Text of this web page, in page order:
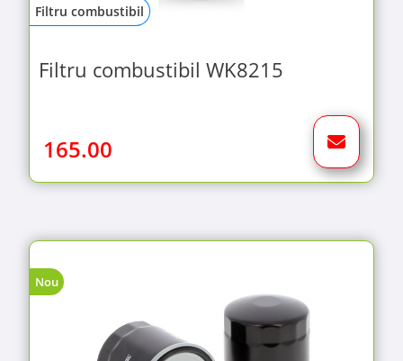
Filtru combustibil
Filtru combustibil WK8215
165.00
Nou